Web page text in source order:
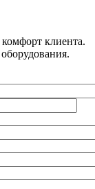
клиента.